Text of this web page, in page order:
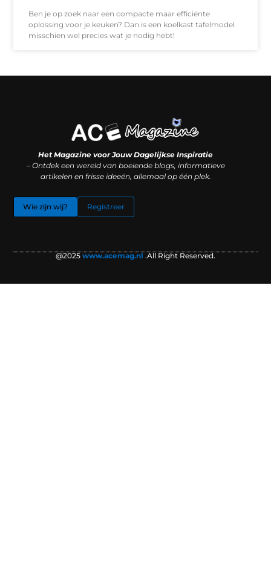
Ben je op zoek naar een compacte maar efficiënte
oplossing voor je keuken? Dan is een koelkast tafelmodel
misschien wel precies wat je nodig hebt!
Het Magazine voor Jouw Dagelijkse Inspiratie
– Ontdek een wereld van boeiende blogs, informatieve
artikelen en frisse ideeën, allemaal op één plek.
Wie zijn wij? Registreer
@2025www.acemag.nl .All Right Reserved.